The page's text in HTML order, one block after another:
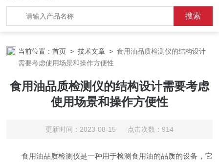
当前位置：首页 >技术文章 >食用油品质检测仪的结构设计
需要考虑使用场景和操作方便性
食用油品质检测仪的结构设计需要考虑
使用场景和操作方便性
更新时间：2023-08-15 点击次数：914
食用油品质检测仪是一种用于检测食用油的品质的设备，它